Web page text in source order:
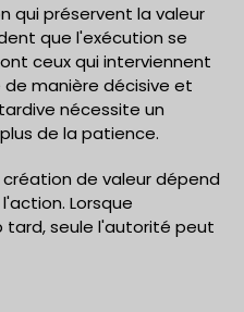
qui préservent la valeur
que l'exécution se
ceux qui interviennent
manière décisive et
nécessite un
de la patience.
de valeur dépend
Lorsque
seule l'autorité peut